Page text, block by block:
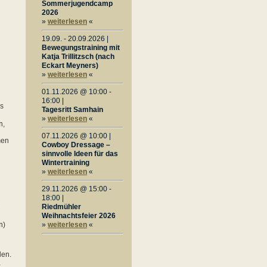
Sommerjugendcamp
2026
» weiterlesen «
19.09. - 20.09.2026 |
Bewegungstraining mit
Katja Trillitzsch (nach
Eckart Meyners)
» weiterlesen «
01.11.2026 @ 10:00 -
16:00 |
Tagesritt Samhain
» weiterlesen «
07.11.2026 @ 10:00 |
Cowboy Dressage –
sinnvolle Ideen für das
Wintertraining
» weiterlesen «
29.11.2026 @ 15:00 -
18:00 |
Riedmühler
Weihnachtsfeier 2026
» weiterlesen «